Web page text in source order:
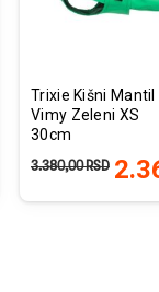
U KORPU
Trixie Kišni Mantil
Vimy Zeleni XS
30cm
3.380,00RSD